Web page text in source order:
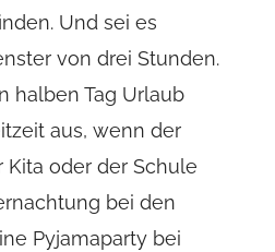
Und sei es
von drei Stunden.
halben Tag Urlaub
aus, wenn der
oder der Schule
bei den
Pyjamaparty bei